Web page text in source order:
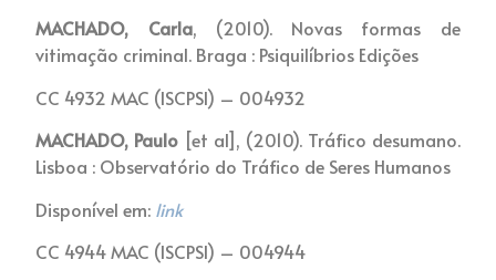
MACHADO, Carla, (2010). Novas formas de
vitimação criminal. Braga : Psiquilíbrios Edições
CC 4932 MAC (ISCPSI) – 004932
MACHADO, Paulo [et al], (2010). Tráfico desumano.
Lisboa : Observatório do Tráfico de Seres Humanos
Disponível em: link
CC 4944 MAC (ISCPSI) – 004944